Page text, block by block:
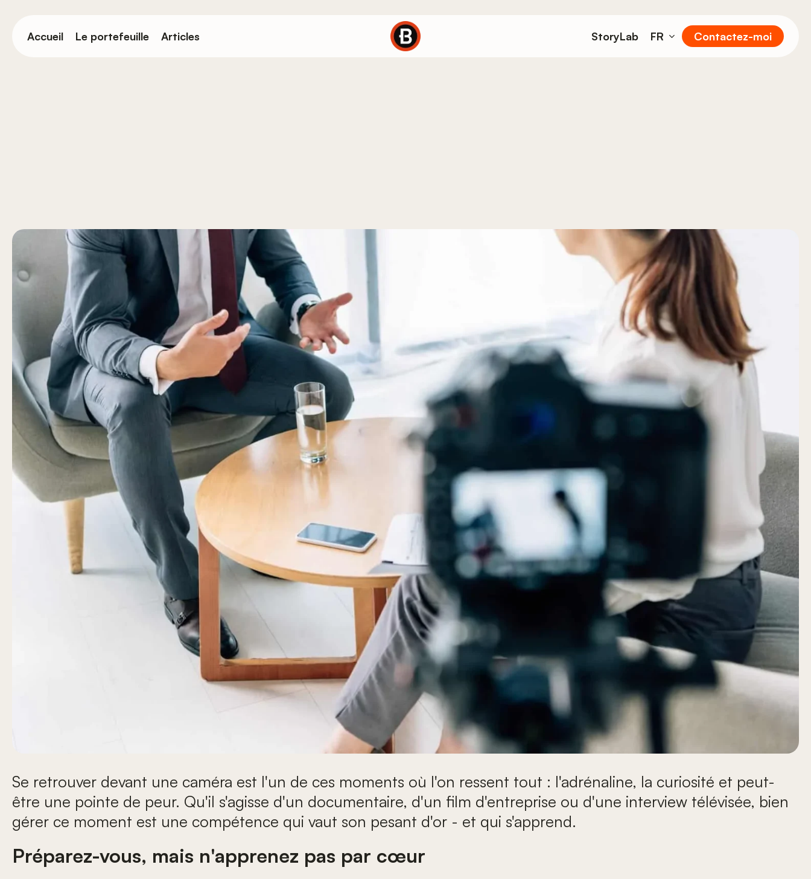
Accueil Le portefeuille Articles StoryLab FR Contactez-moi
Se retrouver devant une caméra est l'un de ces moments où l'on ressent tout : l'adrénaline, la curiosité et peut-
être une pointe de peur. Qu'il s'agisse d'un documentaire, d'un film d'entreprise ou d'une interview télévisée, bien
gérer ce moment est une compétence qui vaut son pesant d'or - et qui s'apprend.
Préparez-vous, mais n'apprenez pas par cœur